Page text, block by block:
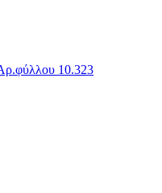
10.323